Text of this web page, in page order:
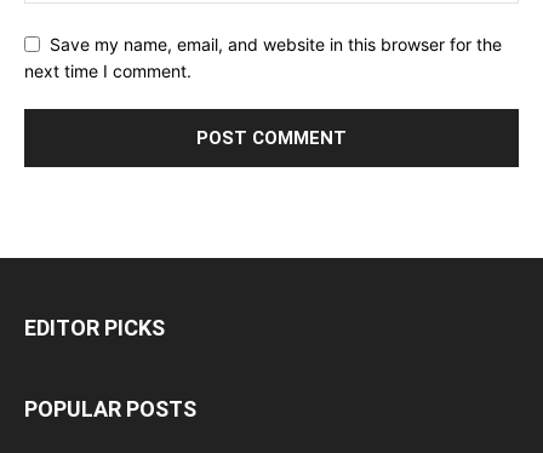
Save my name, email, and website in this browser for the
next time I comment.
EDITOR PICKS
POPULAR POSTS